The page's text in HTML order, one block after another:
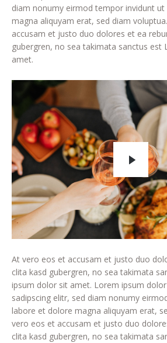
diam nonumy eirmod tempor invidunt
magna aliquyam erat, sed diam
accusam et justo duo dolores et ea
gubergren, no sea takimata sanctus est
amet.
At vero eos et accusam et justo duo
clita kasd gubergren, no sea takimata
ipsum dolor sit amet. Lorem ipsum
sadipscing elitr, sed diam nonumy
labore et dolore magna aliquyam erat,
vero eos et accusam et justo duo
clita kasd gubergren, no sea takimata